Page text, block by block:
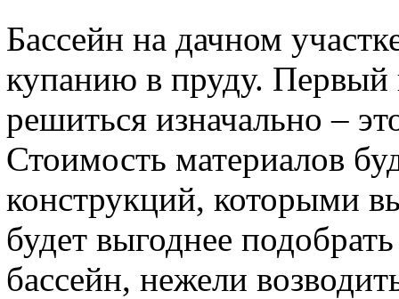
Бассейн на дачном
купанию в пруду.
решиться изначально –
Стоимость материалов
конструкций, которыми
будет выгоднее
бассейн, нежели